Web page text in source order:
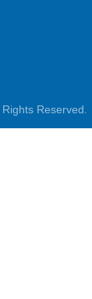
Rights